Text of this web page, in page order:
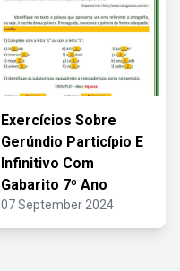
Exercícios Sobre
Gerúndio Particípio E
Infinitivo Com
Gabarito 7º Ano
07 September 2024